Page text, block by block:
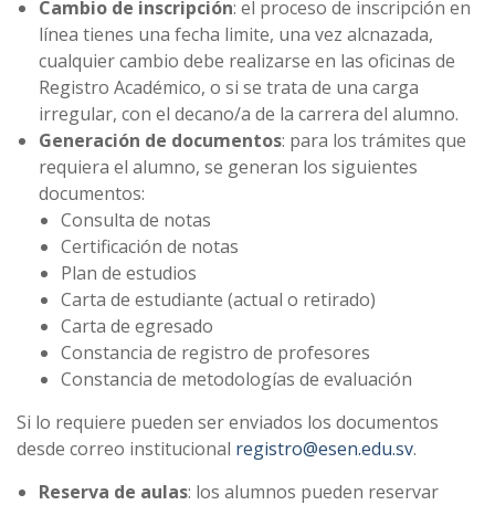
Cambio de inscripción: el proceso de inscripción en
línea tienes una fecha limite, una vez alcnazada,
cualquier cambio debe realizarse en las oficinas de
Registro Académico, o si se trata de una carga
irregular, con el decano/a de la carrera del alumno.
Generación de documentos: para los trámites que
requiera el alumno, se generan los siguientes
documentos:
Consulta de notas
Certificación de notas
Plan de estudios
Carta de estudiante (actual o retirado)
Carta de egresado
Constancia de registro de profesores
Constancia de metodologías de evaluación
Si lo requiere pueden ser enviados los documentos
desde correo institucional registro@esen.edu.sv.
Reserva de aulas: los alumnos pueden reservar